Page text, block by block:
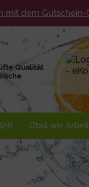
dem Gutschein-
Qualität
Obst am